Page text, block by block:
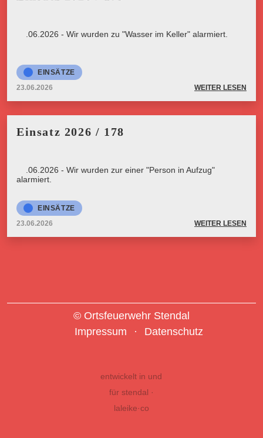
23.06.2026 - Wir wurden zu "Wasser im Keller" alarmiert.
EINSÄTZE
23.06.2026
WEITER LESEN
Einsatz 2026 / 178
23.06.2026 - Wir wurden zur einer "Person in Aufzug"
alarmiert.
EINSÄTZE
23.06.2026
WEITER LESEN
© Ortsfeuerwehr Stendal
Impressum
Datenschutz
entwickelt in und
für stendal ·
laleike·co